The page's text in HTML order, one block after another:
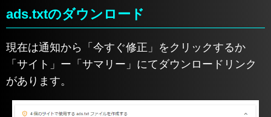
ads.txtのダウンロード
現在は通知から「今すぐ修正」をクリックするか
「サイト」ー「サマリー」にてダウンロードリンク
があります。